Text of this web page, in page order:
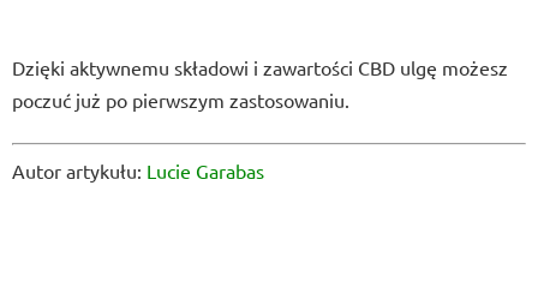
Dzięki aktywnemu składowi i zawartości CBD ulgę możesz
poczuć już po pierwszym zastosowaniu.
Autor artykułu: Lucie Garabas